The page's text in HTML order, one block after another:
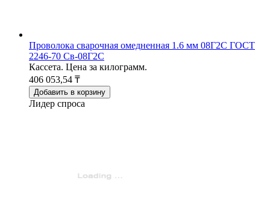
Проволока сварочная омедненная 1.6 мм 08Г2С ГОСТ
2246-70 Св-08Г2С
Кассета. Цена за килограмм.
406 053,54 ₸
Добавить в корзину
Лидер спроса